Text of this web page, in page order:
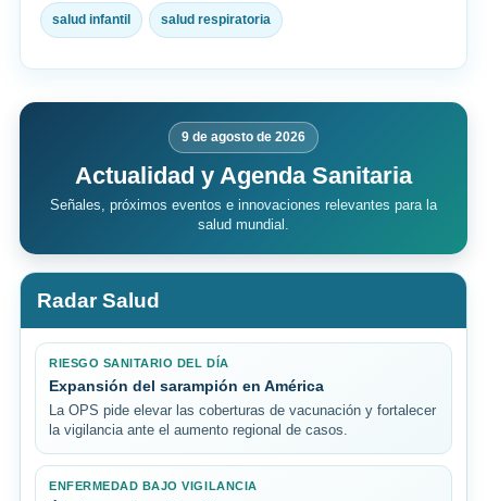
salud infantil salud respiratoria
9 de agosto de 2026
Actualidad y Agenda Sanitaria
Señales, próximos eventos e innovaciones relevantes para la
salud mundial.
Radar Salud
RIESGO SANITARIO DEL DÍA
Expansión del sarampión en América
La OPS pide elevar las coberturas de vacunación y fortalecer
la vigilancia ante el aumento regional de casos.
ENFERMEDAD BAJO VIGILANCIA